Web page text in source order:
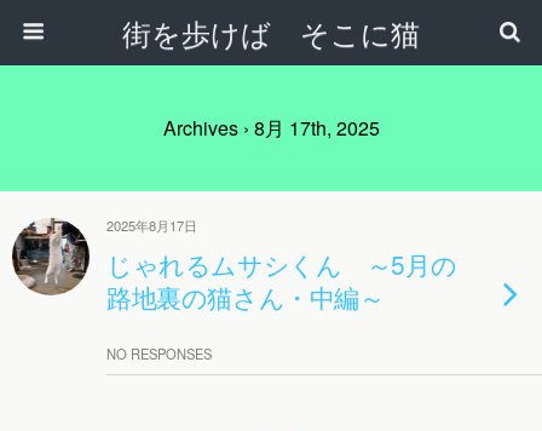
街を歩けば そこに猫
Archives › 8月 17th, 2025
2025年8月17日
じゃれるムサシくん ～5月の
路地裏の猫さん・中編～
NO RESPONSES